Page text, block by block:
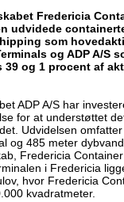
Fredericia
udvidede
som
og ADP A/S
39 og 1 procent af
ADP A/S har
for at understøttet
Udvidelsen
og 485 meter
Fredericia
i Fredericia
hvor Fredericia
kvadratmeter.